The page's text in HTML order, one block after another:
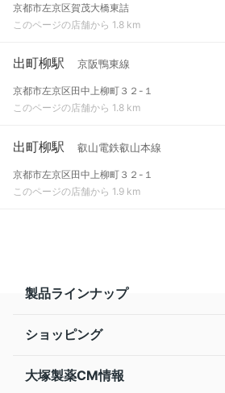
京都市左京区賀茂大橋東詰
このページの店舗から 1.8 km
出町柳駅 京阪鴨東線
京都市左京区田中上柳町３２-１
このページの店舗から 1.8 km
出町柳駅 叡山電鉄叡山本線
京都市左京区田中上柳町３２-１
このページの店舗から 1.9 km
製品ラインナップ
ショッピング
大塚製薬CM情報